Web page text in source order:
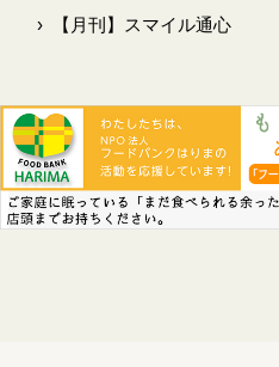
›【月刊】スマイル通心